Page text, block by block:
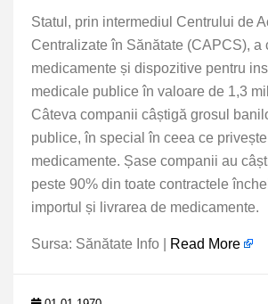
Statul, prin intermediul Centrului de
Centralizate în Sănătate (CAPCS), a
medicamente și dispozitive pentru
medicale publice în valoare de 1,3
Câteva companii câștigă grosul
publice, în special în ceea ce
medicamente. Șase companii au
peste 90% din toate contractele
importul și livrarea de medicamente.
Sursa: Sănătate Info | Read More